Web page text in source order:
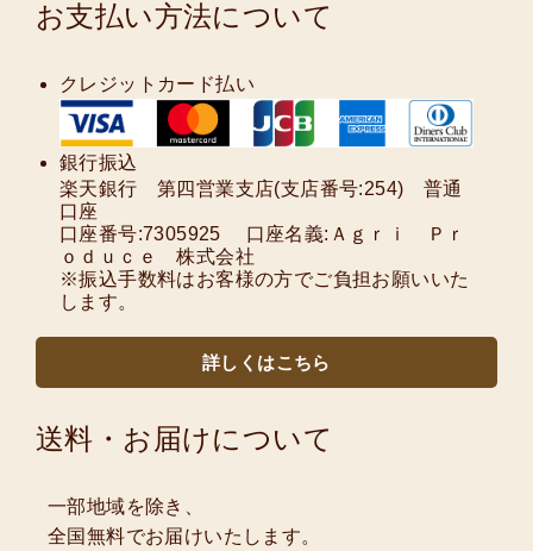
お支払い方法について
クレジットカード払い
銀行振込
楽天銀行 第四営業支店(支店番号:254) 普通
口座
口座番号:7305925 口座名義:Ａｇｒｉ Ｐｒ
ｏｄｕｃｅ 株式会社
※振込手数料はお客様の方でご負担お願いいた
します。
詳しくはこちら
送料・お届けについて
一部地域を除き、
全国無料でお届けいたします。